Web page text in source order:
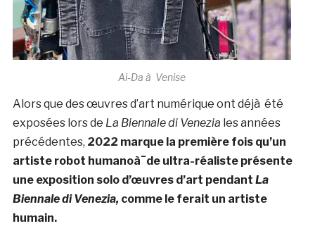
Ai-Da à Venise
Alors que des œuvres d’art numérique ont déjà été
exposées lors de La Biennale di Venezia les années
précédentes, 2022 marque la première fois qu’un
artiste robot humanoà¯de ultra-réaliste présente
une exposition solo d’œuvres d’art pendant La
Biennale di Venezia, comme le ferait un artiste
humain.